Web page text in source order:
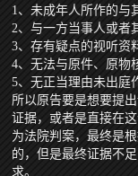
1、未成年人所作的与
2、与一方当事人或者
3、存有疑点的视听资
4、无法与原件、原物
5、无正当理由未出庭
所以原告要是想要提
证据，或者是直接在
为法院判案，最终是
的，但是最终证据不
求。